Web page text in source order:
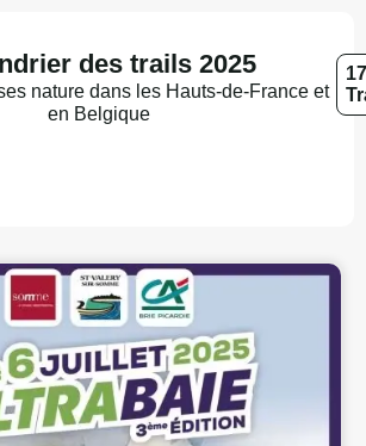
des trails 2025
nature dans les Hauts-de-France et
en Belgique